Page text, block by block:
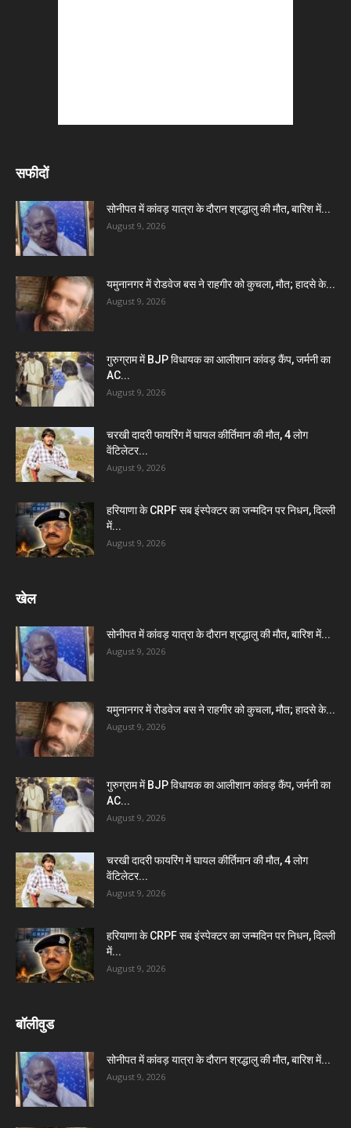
सफीदों
सोनीपत में कांवड़ यात्रा के दौरान श्रद्धालु की मौत, बारिश में...
August 9, 2026
यमुनानगर में रोडवेज बस ने राहगीर को कुचला, मौत; हादसे के...
August 9, 2026
गुरुग्राम में BJP विधायक का आलीशान कांवड़ कैंप, जर्मनी का
AC...
August 9, 2026
चरखी दादरी फायरिंग में घायल कीर्तिमान की मौत, 4 लोग
वेंटिलेटर...
August 9, 2026
हरियाणा के CRPF सब इंस्पेक्टर का जन्मदिन पर निधन, दिल्ली
में...
August 9, 2026
खेल
सोनीपत में कांवड़ यात्रा के दौरान श्रद्धालु की मौत, बारिश में...
August 9, 2026
यमुनानगर में रोडवेज बस ने राहगीर को कुचला, मौत; हादसे के...
August 9, 2026
गुरुग्राम में BJP विधायक का आलीशान कांवड़ कैंप, जर्मनी का
AC...
August 9, 2026
चरखी दादरी फायरिंग में घायल कीर्तिमान की मौत, 4 लोग
वेंटिलेटर...
August 9, 2026
हरियाणा के CRPF सब इंस्पेक्टर का जन्मदिन पर निधन, दिल्ली
में...
August 9, 2026
बॉलीवुड
सोनीपत में कांवड़ यात्रा के दौरान श्रद्धालु की मौत, बारिश में...
August 9, 2026